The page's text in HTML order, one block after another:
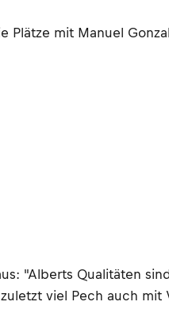
Plätze mit Manuel
"Alberts Qualitäten
viel Pech auch